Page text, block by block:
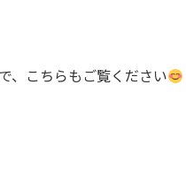
、こちらもご覧ください